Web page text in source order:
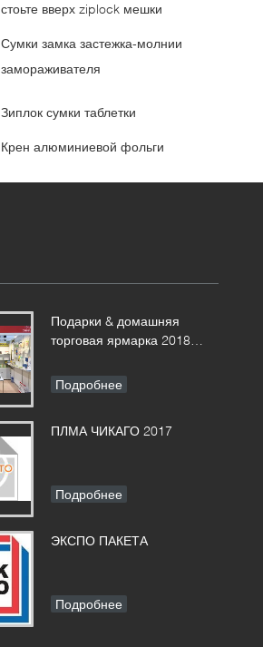
стоьте вверх ziplock мешки
Сумки замка застежка-молнии
замораживателя
Зиплок сумки таблетки
Крен алюминиевой фольги
Подарки & домашняя
торговая ярмарка 2018
Подробнее
ПЛМА ЧИКАГО 2017
Подробнее
ЭКСПО ПАКЕТА
Подробнее